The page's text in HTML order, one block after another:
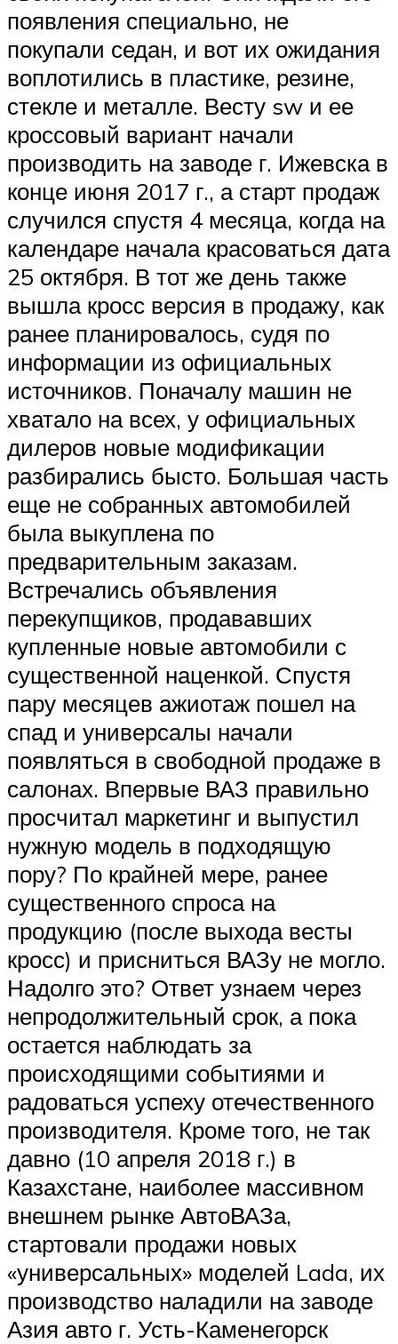
Меню
появления специально, не
покупали седан, и вот их ожидания
воплотились в пластике, резине,
стекле и металле. Весту sw и ее
кроссовый вариант начали
производить на заводе г. Ижевска в
конце июня 2017 г., а старт продаж
случился спустя 4 месяца, когда на
календаре начала красоваться дата
25 октября. В тот же день также
вышла кросс версия в продажу, как
ранее планировалось, судя по
информации из официальных
источников. Поначалу машин не
хватало на всех, у официальных
дилеров новые модификации
разбирались бысто. Большая часть
еще не собранных автомобилей
была выкуплена по
предварительным заказам.
Встречались объявления
перекупщиков, продававших
купленные новые автомобили с
существенной наценкой. Спустя
пару месяцев ажиотаж пошел на
спад и универсалы начали
появляться в свободной продаже в
салонах. Впервые ВАЗ правильно
просчитал маркетинг и выпустил
нужную модель в подходящую
пору? По крайней мере, ранее
существенного спроса на
продукцию (после выхода весты
кросс) и присниться ВАЗу не могло.
Надолго это? Ответ узнаем через
непродолжительный срок, а пока
остается наблюдать за
происходящими событиями и
радоваться успеху отечественного
производителя. Кроме того, не так
давно (10 апреля 2018 г.) в
Казахстане, наиболее массивном
внешнем рынке АвтоВАЗа,
стартовали продажи новых
«универсальных» моделей Lada, их
производство наладили на заводе
Азия авто г. Усть-Каменегорск